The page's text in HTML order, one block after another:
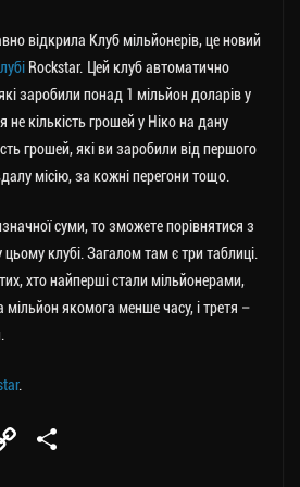
відкрила Клуб мільйонерів, це новий
Rockstar. Цей клуб автоматично
заробили понад 1 мільйон доларів у
не кількість грошей у Ніко на дану
грошей, які ви заробили від першого
місію, за кожні перегони тощо.
суми, то зможете порівнятися з
клубі. Загалом там є три таблиці.
хто найперші стали мільйонерами,
мільйон якомога менше часу, і третя –
.
C